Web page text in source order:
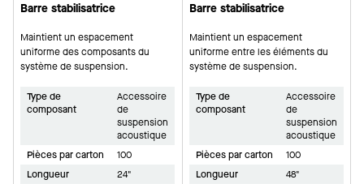
Barre stabilisatrice
Maintient un espacement
uniforme des composants du
système de suspension.
Type de
composant
Accessoire
de
suspension
acoustique
Pièces par carton
100
Longueur
24"
Barre stabilisatrice
Maintient un espacement
uniforme entre les éléments du
système de suspension.
Type de
composant
Accessoire
de
suspension
acoustique
Pièces par carton
100
Longueur
48"